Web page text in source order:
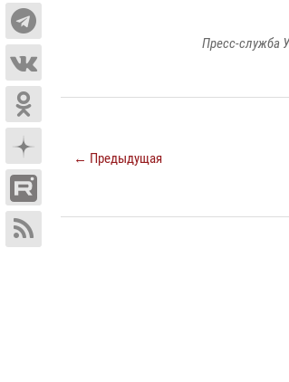
Пресс-служба
← Предыдущая